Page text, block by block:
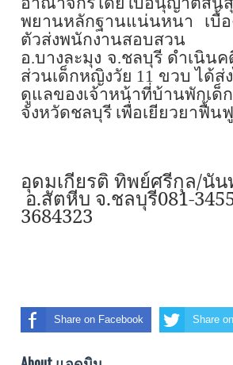
พยานหลักฐานแน่นหนา เบื้อ
ตัวส่งพนักงานสอบสวน
อ.บางละมุง จ.ชลบุรี ดำเนิน
ส่วนเด็กหญิงวัย 11 ขวบ ได้ส่
ดูแลของเจ้าหน้าที่บ้านพักเด็
จังหวัดชลบุรี เพื่อเยียวยาฟื้น
อุดมเกียรติ ทิพย์ศรีกุล/นั
อ.สัตหีบ จ.ชลบุรี081-
3684323
Share on Facebook Share